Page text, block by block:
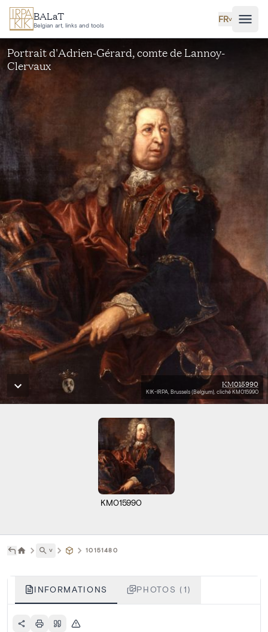
Aller au contenu principal
BALaT
Belgian art, links and tools
FR˅
Portrait d'Adrien-Gérard, comte de Lannoy-
Clervaux
KM015990
KIK-IRPA, Brussels (Belgium), cliché KM015990
KM015990
˅ 10151480
INFORMATIONS PHOTOS (1)